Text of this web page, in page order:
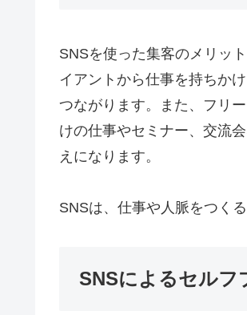
SNSを使った集客のメリッ
イアントから仕事を持ちか
つながります。また、フリ
けの仕事やセミナー、交流
えになります。
SNSは、仕事や人脈をつく
SNSによるセルフ